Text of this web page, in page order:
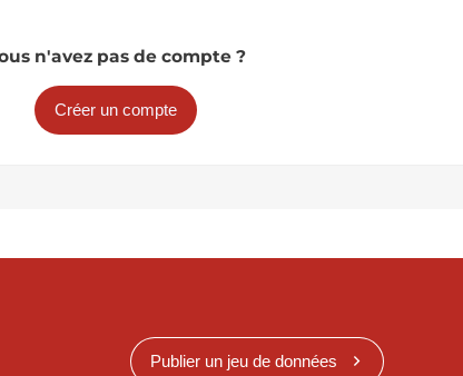
n'avez pas de compte ?
Créer un compte
Publier un jeu de données